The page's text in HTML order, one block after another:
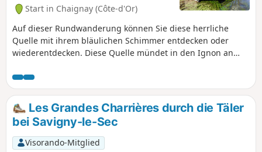
Start in Chaignay (Côte-d'Or)
Auf dieser Rundwanderung können Sie diese herrliche
Quelle mit ihrem bläulichen Schimmer entdecken oder
wiederentdecken. Diese Quelle mündet in den Ignon an
Kinderspielplatz und einem Waschhaus angelegt ist.
Villecomte ist zudem reich an Geschichte, insbesondere
durch den Maquis der Surcouf-Gruppe. Eine Gedenktafel
am Rathaus, neben der Quelle, erinnert an diese
historischen Ereignisse.
Les Grandes Charrières durch die Täler
bei Savigny-le-Sec
Visorando-Mitglied